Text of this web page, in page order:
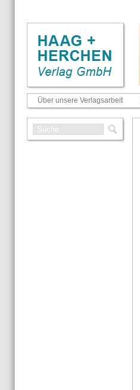
Über unsere Verlagsarbeit